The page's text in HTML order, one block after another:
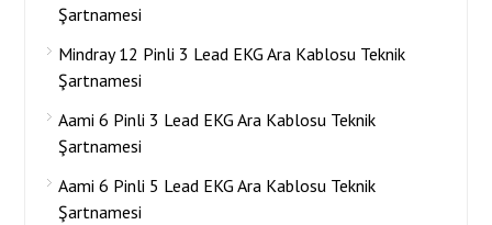
Şartnamesi
Mindray 12 Pinli 3 Lead EKG Ara Kablosu Teknik
Şartnamesi
Aami 6 Pinli 3 Lead EKG Ara Kablosu Teknik
Şartnamesi
Aami 6 Pinli 5 Lead EKG Ara Kablosu Teknik
Şartnamesi